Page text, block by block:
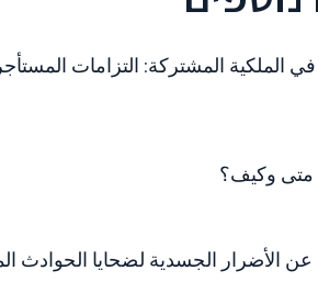
الملكية المشتركة: التزامات
متى وكيف؟
الأضرار الجسدية لضحايا الحوادث